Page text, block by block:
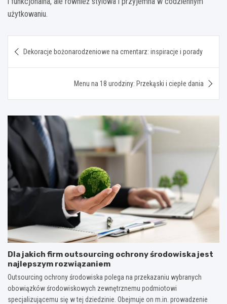
użytkowaniu.
wpisu
Dekoracje bożonarodzeniowe na cmentarz: inspiracje i porady
Menu na 18 urodziny: Przekąski i ciepłe dania
Dla jakich firm outsourcing ochrony środowiska jest
najlepszym rozwiązaniem
Outsourcing ochrony środowiska polega na przekazaniu wybranych
obowiązków środowiskowych zewnętrznemu podmiotowi
specjalizującemu się w tej dziedzinie. Obejmuje on m.in. prowadzenie